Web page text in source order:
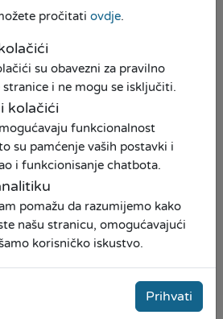
pročitati ovdje.
su obavezni za pravilno
i ne mogu se isključiti.
kolačići
funkcionalnost
su pamćenje vaših postavki i
i funkcionisanje chatbota.
pomažu da razumijemo kako
našu stranicu, omogućavajući
korisničko iskustvo.
Prihvati